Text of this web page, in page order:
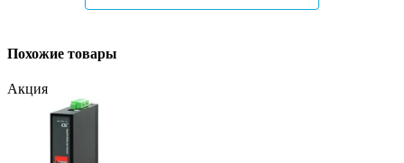
процессов, где условия эксплуатации являются жёсткими
Основные характеристики
48 портов 10/100/1000Base-T Registered Jack 45 и 4
Похожие товары
Акция